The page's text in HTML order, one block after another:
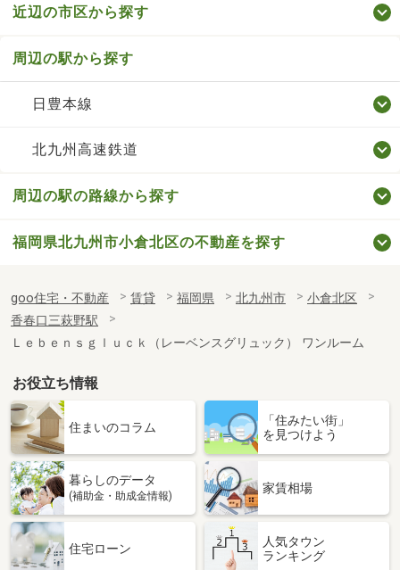
近辺の市区から探す
周辺の駅から探す
日豊本線
北九州高速鉄道
周辺の駅の路線から探す
福岡県北九州市小倉北区の不動産を探す
goo住宅・不動産 賃貸 福岡県 北九州市
小倉北区
香春口三萩野駅
Ｌｅｂｅｎｓｇｌｕｃｋ（レーベンスグリュック） ワンルーム
お役立ち情報
住まいのコラム
「住みたい街」
を見つけよう
暮らしのデータ
(補助金・助成金情報)
家賃相場
住宅ローン
人気タウン
ランキング